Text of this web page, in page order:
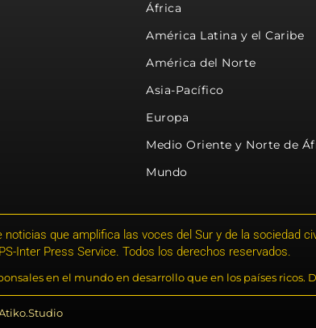
África
América Latina y el Caribe
América del Norte
Asia-Pacífico
Europa
Medio Oriente y Norte de
Mundo
que amplifica las voces del Sur y de la sociedad
Inter Press Service. Todos los derechos reservados.
en el mundo en desarrollo que en los países ricos.